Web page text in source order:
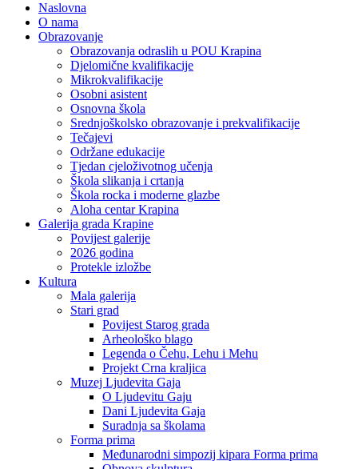
Naslovna
O nama
Obrazovanje
Obrazovanja odraslih u POU Krapina
Djelomične kvalifikacije
Mikrokvalifikacije
Osobni asistent
Osnovna škola
Srednjoškolsko obrazovanje i prekvalifikacije
Tečajevi
Održane edukacije
Tjedan cjeloživotnog učenja
Škola slikanja i crtanja
Škola rocka i moderne glazbe
Aloha centar Krapina
Galerija grada Krapine
Povijest galerije
2026 godina
Protekle izložbe
Kultura
Mala galerija
Stari grad
Povijest Starog grada
Arheološko blago
Legenda o Čehu, Lehu i Mehu
Projekt Crna kraljica
Muzej Ljudevita Gaja
O Ljudevitu Gaju
Dani Ljudevita Gaja
Suradnja sa školama
Forma prima
Međunarodni simpozij kipara Forma prima